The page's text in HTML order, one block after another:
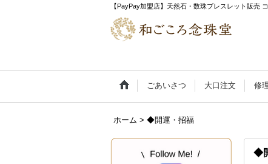
【PayPay加盟店】天然石・数珠ブレスレット販売
ごあいさつ 大口注文 修
ホーム > ◆開運・招福
◆